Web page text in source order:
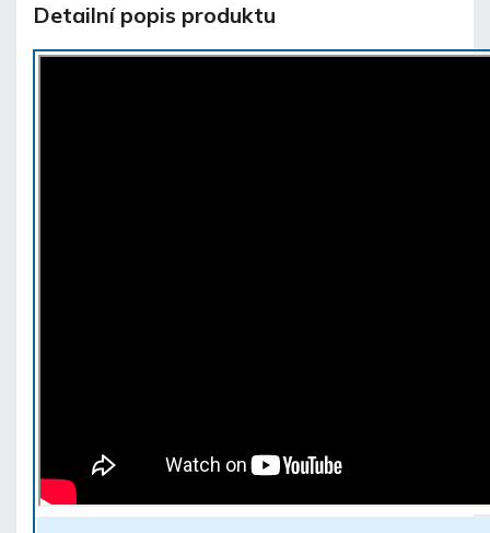
Detailní popis produktu